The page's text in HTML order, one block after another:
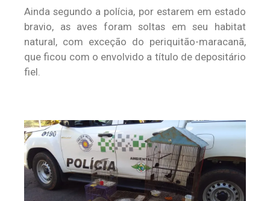
Ainda segundo a polícia, por estarem em estado
bravio, as aves foram soltas em seu habitat
natural, com exceção do periquitão-maracanã,
que ficou com o envolvido a título de depositário
fiel.